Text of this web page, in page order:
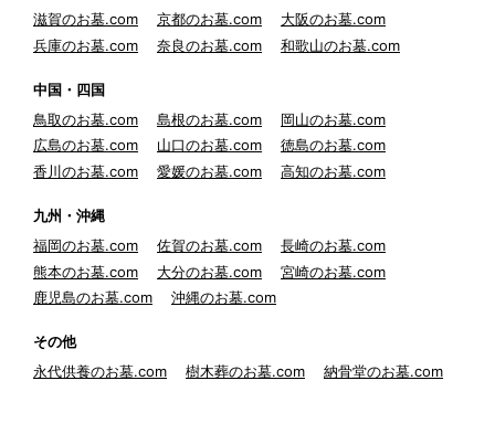
滋賀のお墓.com
京都のお墓.com
大阪のお墓.com
兵庫のお墓.com
奈良のお墓.com 和歌山のお墓.com
中国・四国
鳥取のお墓.com
島根のお墓.com
岡山のお墓.com
広島のお墓.com
山口のお墓.com
徳島のお墓.com
香川のお墓.com
愛媛のお墓.com 高知のお墓.com
九州・沖縄
福岡のお墓.com
佐賀のお墓.com
長崎のお墓.com
熊本のお墓.com
大分のお墓.com
宮崎のお墓.com
鹿児島のお墓.com
沖縄のお墓.com
その他
永代供養のお墓.com
樹木葬のお墓.com 納骨堂のお墓.com